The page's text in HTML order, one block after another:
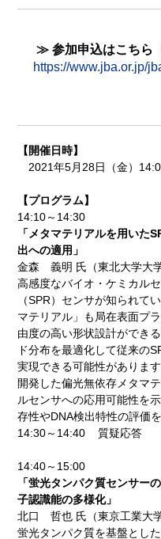
≫ 参加申込はこちら
https://www.jba.or.jp/
【開催日時】
2021年5月28日（金）
【プログラム】
14:10～14:30
「メタマテリアルを用いた
出への適用」
金森 義明 氏（東北大学大
高感度なバイオ・ケミカル
（SPR）センサが知られて
マテリアル」も局在表面プ
由度の高い形状設計ができ
ド分布を最適化して従来の
実現できる可能性がありま
開発した偏光無依存メタマ
ルセンサへの応用可能性を
存性やDNA検出特性の評価
14:30～14:40 質疑応答
14:40～15:00
「蛍光タンパク質センサー
子認識能の多様化」
北口 哲也 氏（東京工業大学
蛍光タンパク質を基盤とし